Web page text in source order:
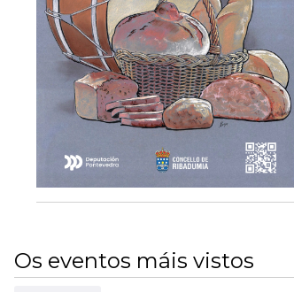
Os eventos máis vistos